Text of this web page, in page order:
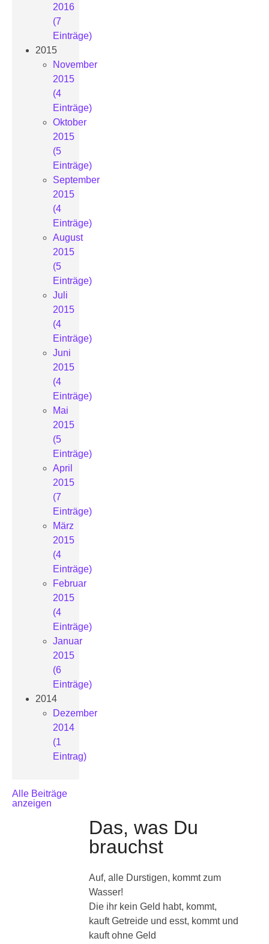
2016
(7
Einträge)
2015
November
2015
(4
Einträge)
Oktober
2015
(5
Einträge)
September
2015
(4
Einträge)
August
2015
(5
Einträge)
Juli
2015
(4
Einträge)
Juni
2015
(4
Einträge)
Mai
2015
(5
Einträge)
April
2015
(7
Einträge)
März
2015
(4
Einträge)
Februar
2015
(4
Einträge)
Januar
2015
(6
Einträge)
2014
Dezember
2014
(1
Eintrag)
Alle Beiträge
anzeigen
Das, was Du
brauchst
Auf, alle Durstigen, kommt zum
Wasser!
Die ihr kein Geld habt, kommt,
kauft Getreide und esst, kommt und
kauft ohne Geld